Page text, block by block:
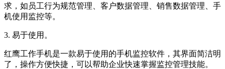
求，如员工行为规范管理、客户数据管理、销售数据管理、手
机使用监控等。
3. 易于使用。
红鹰工作手机是一款易于使用的手机监控软件，其界面简洁明
了，操作方便快捷，可以帮助企业快速掌握监控管理技能。